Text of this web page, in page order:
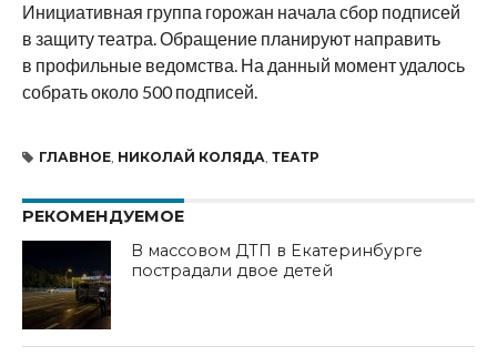
Инициативная группа горожан начала сбор подписей
в защиту театра. Обращение планируют направить
в профильные ведомства. На данный момент удалось
собрать около 500 подписей.
ГЛАВНОЕ, НИКОЛАЙ КОЛЯДА, ТЕАТР
РЕКОМЕНДУЕМОЕ
В массовом ДТП в Екатеринбурге
пострадали двое детей